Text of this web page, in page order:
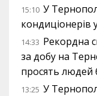
15:10 У
кондиціонерів
14:33 Рекордна
за добу на
просять людей
13:25 У